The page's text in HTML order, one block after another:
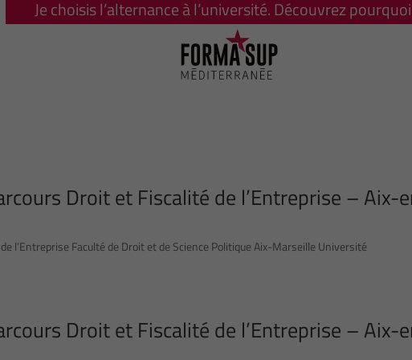
Je choisis l’alternance à l’université. Découvrez
Droit et Fiscalité de l’Entreprise – Aix-
l’Entreprise Faculté de Droit et de Science Politique Aix-Marseille Université
Droit et Fiscalité de l’Entreprise – Aix-